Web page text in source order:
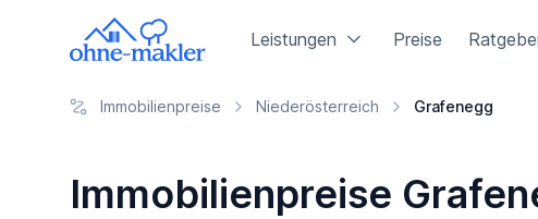
Leistungen Preise
Immobilienpreise Niederösterreich Grafenegg
Immobilienpreise